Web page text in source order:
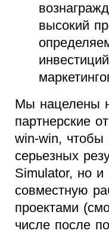
высокий
Мы нацелены
партнерские
win-win, чтобы
серьезных
Simulator, но и
совместную
проектами
числе после